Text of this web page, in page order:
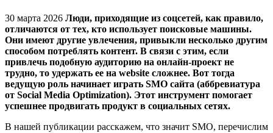
30 марта 2026 Люди, приходящие из соцсетей, как правило,
отличаются от тех, кто использует поисковые машины.
Они имеют другие увлечения, привыкли несколько другим
способом потреблять контент. В связи с этим, если
привлечь подобную аудиторию на онлайн-проект не
трудно, то удержать ее на website сложнее. Вот тогда
ведущую роль начинает играть SMO сайта (аббревиатура
от Social Media Optimization). Этот инструмент помогает
успешнее продвигать продукт в социальных сетях.
В нашей публикации расскажем, что значит SMO, перечислим